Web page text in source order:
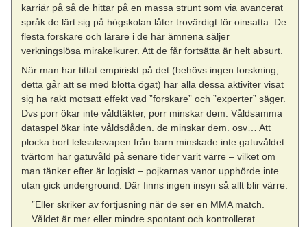
karriär på så de hittar på en massa strunt som via avancerat
språk de lärt sig på högskolan låter trovärdigt för oinsatta. De
flesta forskare och lärare i de här ämnena säljer
verkningslösa mirakelkurer. Att de får fortsätta är helt absurt.
När man har tittat empiriskt på det (behövs ingen forskning,
detta går att se med blotta ögat) har alla dessa aktiviter visat
sig ha rakt motsatt effekt vad ”forskare” och ”experter” säger.
Dvs porr ökar inte våldtäkter, porr minskar dem. Våldsamma
dataspel ökar inte våldsdåden. de minskar dem. osv… Att
plocka bort leksaksvapen från barn minskade inte gatuvåldet
tvärtom har gatuvåld på senare tider varit värre – vilket om
man tänker efter är logiskt – pojkarnas vanor upphörde inte
utan gick underground. Där finns ingen insyn så allt blir värre.
”Eller skriker av förtjusning när de ser en MMA match.
Våldet är mer eller mindre spontant och kontrollerat.